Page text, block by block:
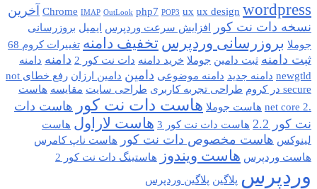
Chrome IMAP OutLook php7 POP3 ux ux design wordpress
آخرین
نسخه دات نت کور افزایش سرعت وردپرس ایمیل بروزرسانی
جوملا بروزرسانی وردپرس تخفیف دامنه تغییرات کروم 68
ثبت دامنه ثبت دامین جوملا خرید دامنه دات نت کور 2 دامنه دامنه
newgtld دامنه جدید دامنه موضوعی دامین دامین ارزان
رفع خطای not
secure در کروم
طراحی تجربه کاربری طراحی سایت مقایسه هاست
.net core 2
هاست جوملا هاست دات نت کور هاست دات
نت کور 2.2
هاست دات نت کور 3 هاست لاراول هاست
لینوکس هاست مخصوص دات نت کور هاست ناپ کامرس
هاست وردپرس هاست ویندوز هاستینگ دات نت کور 2
وردپرس پلاگین پلاگین وردپرس